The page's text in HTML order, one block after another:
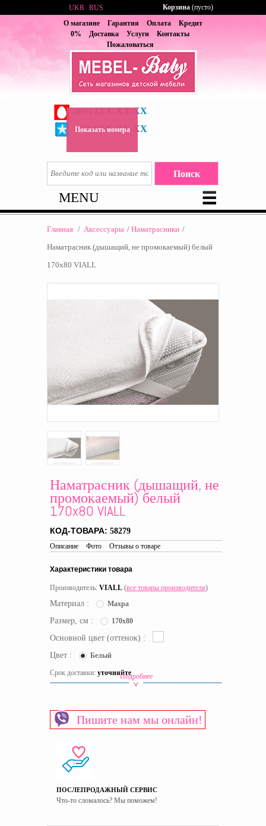
О магазине Гарантия Оплата
Кредит
0%
Доставка Услуги
Контакты
Пожаловаться
2XX-XX-XX
(067) 6XX-XX-XX
Показать номера
UKR RUS Корзина (пусто)
MENU
Главная / Аксессуары / Наматрасники /
Наматрасник (дышащий, не промокаемый) белый
170x80 VIALL
Наматрасник (дышащий, не
промокаемый) белый
170x80 VIALL
КОД-ТОВАРА: 58279
Описание Фото Отзывы о товаре
Характеристики товара
Производитель: VIALL (все товары производителя)
Материал : Махра
Размер, см : 170x80
Основной цвет (оттенок) :
Цвет :
Белый
Срок доставки: уточняйте
Пол Универсальный
Страна производитель
Тип изделия
Подробнее
Пишите нам мы онлайн!
ПОСЛЕПРОДАЖНЫЙ СЕРВИС
Что-то сломалось? Мы поможем!